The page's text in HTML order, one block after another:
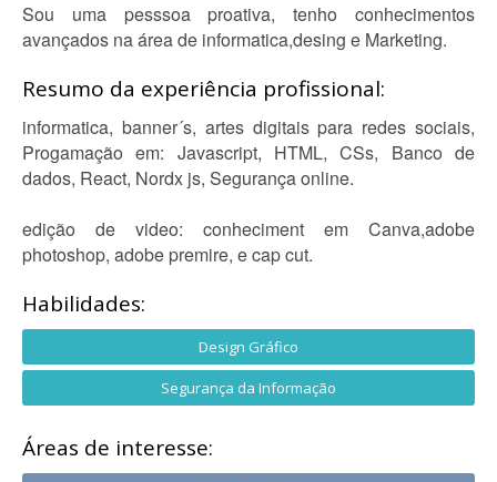
Sou uma pesssoa proativa, tenho conhecimentos
avançados na área de informatica,desing e Marketing.
Resumo da experiência profissional:
informatica, banner´s, artes digitais para redes sociais,
Progamação em: Javascript, HTML, CSs, Banco de
dados, React, Nordx js, Segurança online.
edição de video: conheciment em Canva,adobe
photoshop, adobe premire, e cap cut.
Habilidades:
Design Gráfico
Segurança da Informação
Áreas de interesse: